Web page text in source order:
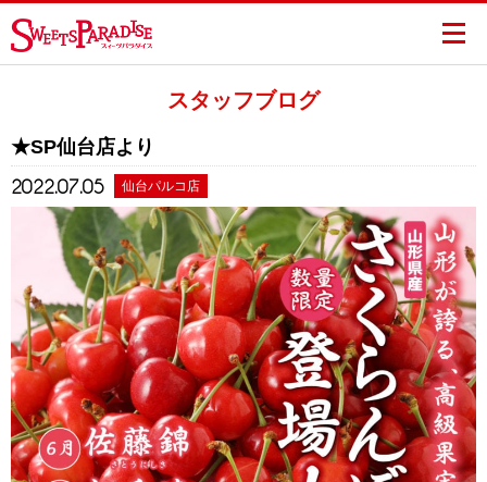
スタッフブログ
★SP仙台店より
2022.07.05 仙台パルコ店